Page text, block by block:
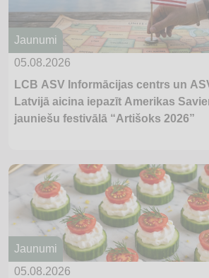
Jaunumi
05.08.2026
LCB ASV Informācijas centrs un
Latvijā aicina iepazīt Amerikas
jauniešu festivālā “Artišoks 2026”
Jaunumi
05.08.2026